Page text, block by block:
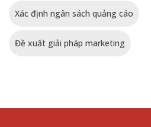
Xác định ngân sách quảng cáo
Đề xuất giải pháp marketing